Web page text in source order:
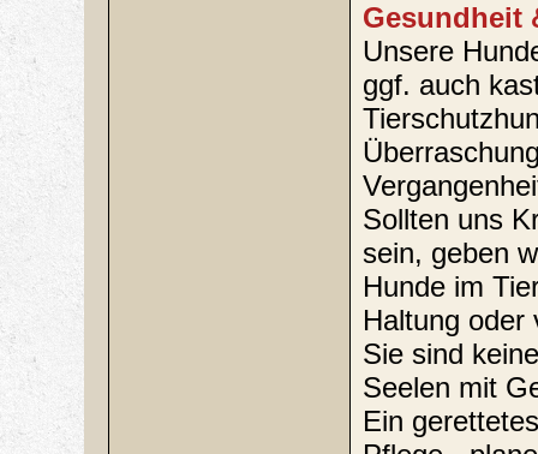
Gesundheit
Unsere
ggf. auch
Sollten uns
sein, geben
Hunde im
Haltung oder
Sie sind
Seelen mit
Ein